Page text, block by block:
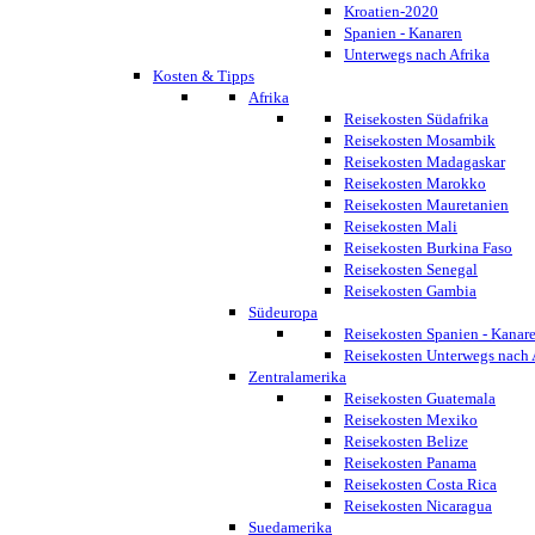
Kroatien-2020
Spanien - Kanaren
Unterwegs nach Afrika
Kosten & Tipps
Afrika
Reisekosten Südafrika
Reisekosten Mosambik
Reisekosten Madagaskar
Reisekosten Marokko
Reisekosten Mauretanien
Reisekosten Mali
Reisekosten Burkina Faso
Reisekosten Senegal
Reisekosten Gambia
Südeuropa
Reisekosten Spanien -
Reisekosten Unterwegs nach
Zentralamerika
Reisekosten Guatemala
Reisekosten Mexiko
Reisekosten Belize
Reisekosten Panama
Reisekosten Costa Rica
Reisekosten Nicaragua
Suedamerika